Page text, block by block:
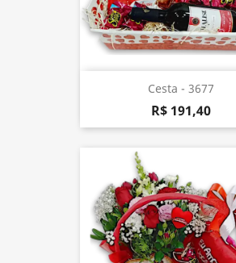
Cesta - 3677
R$ 191,40